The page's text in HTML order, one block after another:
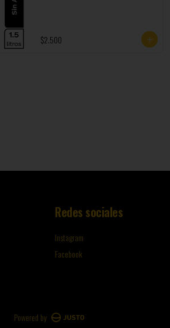
$2.500
Redes sociales
Instagram
Facebook
Powered by